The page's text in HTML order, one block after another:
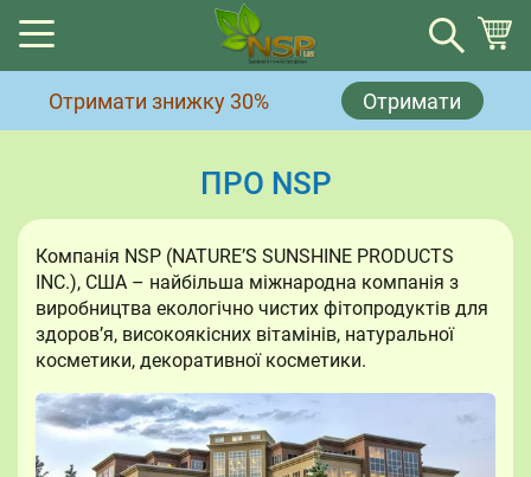
Отримати знижку 30% Отримати
ПРО NSP
Компанія NSP (NATURE’S SUNSHINE PRODUCTS
INC.), США – найбільша міжнародна компанія з
виробництва екологічно чистих фітопродуктів для
здоров’я, високоякісних вітамінів, натуральної
косметики, декоративної косметики.
Кошик
Немає товарів у кошику.